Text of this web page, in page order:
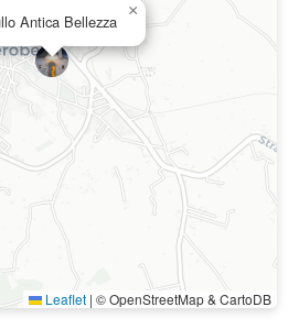
Antica Bellezza
×
Leaflet | © OpenStreetMap & CartoDB